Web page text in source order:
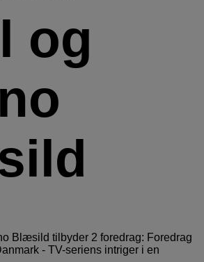
og
Blæsild tilbyder 2 foredrag: Foredrag
- TV-seriens intriger i en